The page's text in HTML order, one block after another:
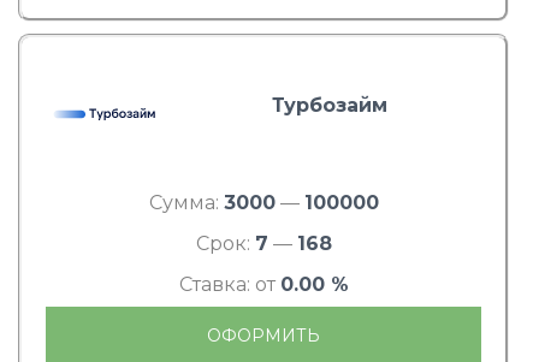
Турбозайм
Сумма: 3000— 100000
Срок: 7 — 168
Ставка: от 0.00 %
ОФОРМИТЬ